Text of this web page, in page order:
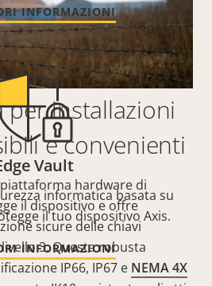
per installazioni
e convenienti
hardware di
il dispositivo e offre
sicure delle chiavi
3. Questa robusta
IP66, IP67 e NEMA 4X
INFORMAZIONI
Vault
informatica basata su
il tuo dispositivo Axis.
INFORMAZIONI